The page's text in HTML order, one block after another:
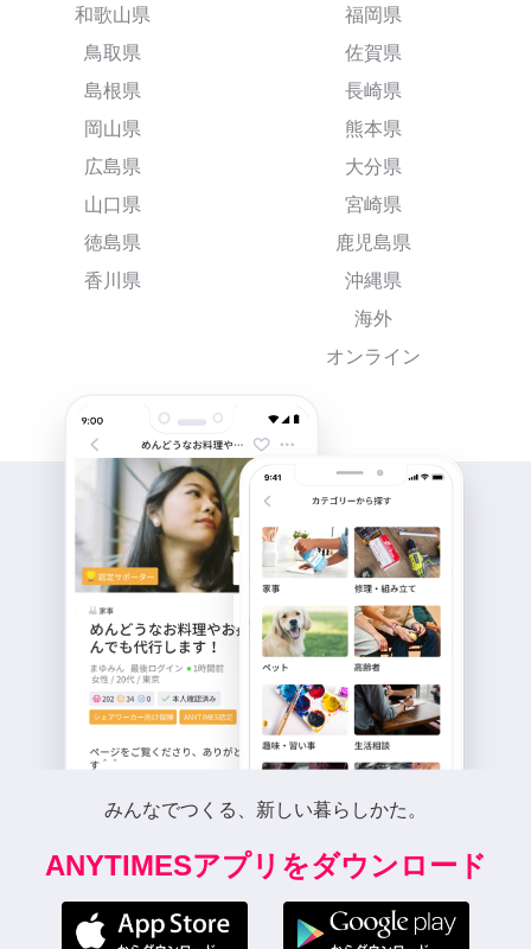
和歌山県
鳥取県
島根県
岡山県
広島県
山口県
徳島県
香川県
福岡県
佐賀県
長崎県
熊本県
大分県
宮崎県
鹿児島県
沖縄県
海外
オンライン
みんなでつくる、新しい暮らしかた。
ANYTIMESアプリをダウンロード